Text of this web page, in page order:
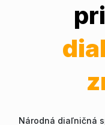
pri
Národná diaľničná